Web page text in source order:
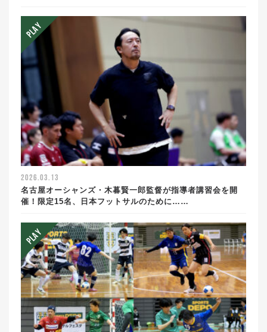
2026.03.13
名古屋オーシャンズ・木暮賢一郎監督が指導者講習会を開
催！限定15名、日本フットサルのために……